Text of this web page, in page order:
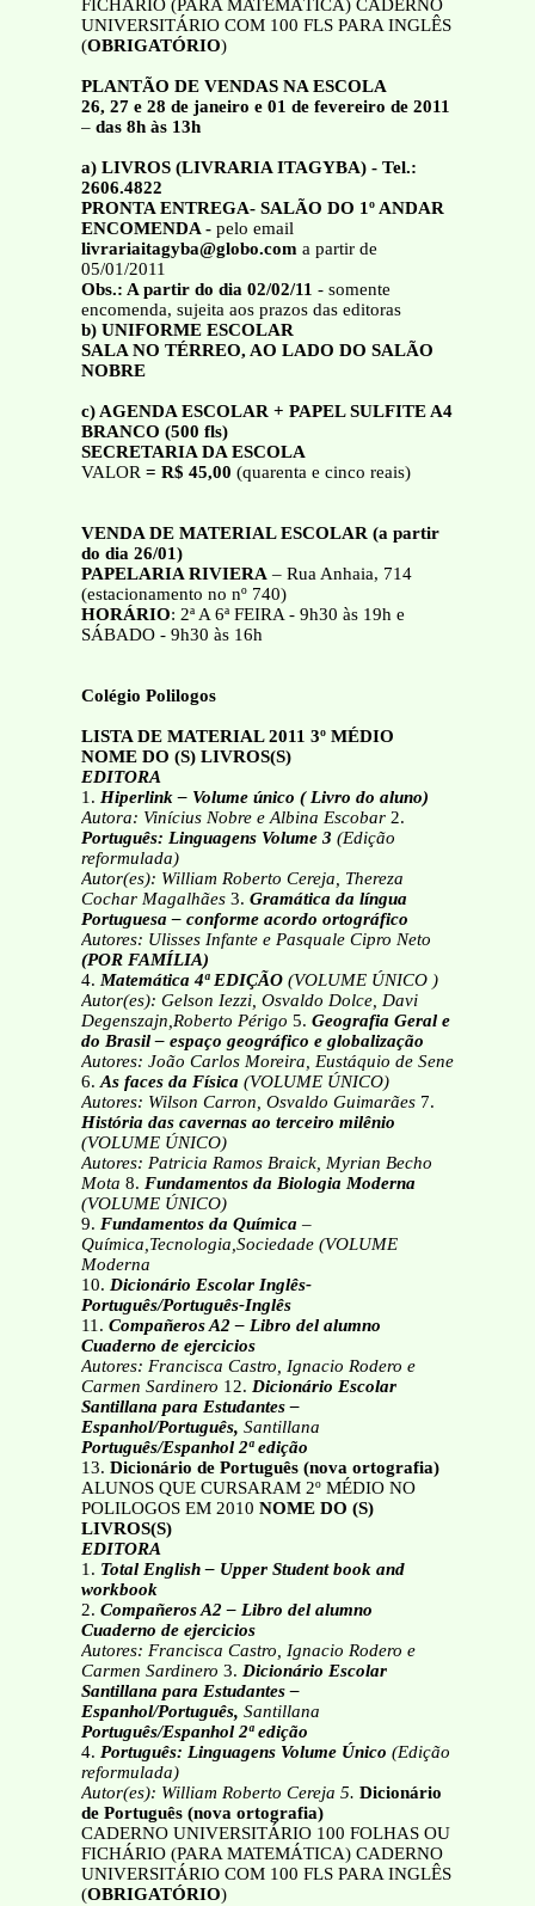
FICHÁRIO (PARA MATEMÁTICA) CADERNO
UNIVERSITÁRIO COM 100 FLS PARA INGLÊS
(OBRIGATÓRIO)
PLANTÃO DE VENDAS NA ESCOLA
26, 27 e 28 de janeiro e 01 de fevereiro de 2011
– das 8h às 13h
a) LIVROS (LIVRARIA ITAGYBA) - Tel.:
2606.4822
PRONTA ENTREGA- SALÃO DO 1º ANDAR
ENCOMENDA -pelo email
livrariaitagyba@globo.com a partir de
05/01/2011
Obs.: A partir do dia 02/02/11 - somente
encomenda, sujeita aos prazos das editoras
b) UNIFORME ESCOLAR
SALA NO TÉRREO, AO LADO DO SALÃO
NOBRE
c) AGENDA ESCOLAR + PAPEL SULFITE A4
BRANCO (500 fls)
SECRETARIA DA ESCOLA
VALOR= R$ 45,00 (quarenta e cinco reais)
VENDA DE MATERIAL ESCOLAR (a partir
do dia 26/01)
PAPELARIA RIVIERA– Rua Anhaia, 714
(estacionamento no nº 740)
HORÁRIO: 2ª A 6ª FEIRA - 9h30 às 19h e
SÁBADO - 9h30 às 16h
Colégio Polilogos
LISTA DE MATERIAL 2011 3º MÉDIO
NOME DO (S) LIVROS(S)
EDITORA
1. Hiperlink – Volume único ( Livro do aluno)
Autora: Vinícius Nobre e Albina Escobar 2.
Português: Linguagens Volume 3 (Edição
reformulada)
Autor(es): William Roberto Cereja, Thereza
Cochar Magalhães 3. Gramática da língua
Portuguesa – conforme acordo ortográfico
Autores: Ulisses Infante e Pasquale Cipro Neto
(POR FAMÍLIA)
4. Matemática 4ª EDIÇÃO (VOLUME ÚNICO )
Autor(es): Gelson Iezzi, Osvaldo Dolce, Davi
Degenszajn,Roberto Périgo 5. Geografia Geral e
do Brasil – espaço geográfico e globalização
Autores: João Carlos Moreira, Eustáquio de Sene
6.As faces da Física (VOLUME ÚNICO)
Autores: Wilson Carron, Osvaldo Guimarães 7.
História das cavernas ao terceiro milênio
(VOLUME ÚNICO)
Autores: Patricia Ramos Braick, Myrian Becho
Mota 8. Fundamentos da Biologia Moderna
(VOLUME ÚNICO)
9. Fundamentos da Química –
Química,Tecnologia,Sociedade (VOLUME
Moderna
10. Dicionário Escolar Inglês-
Português/Português-Inglês
11. Compañeros A2 – Libro del alumno
Cuaderno de ejercicios
Autores: Francisca Castro, Ignacio Rodero e
Carmen Sardinero 12. Dicionário Escolar
Santillana para Estudantes –
Espanhol/Português, Santillana
Português/Espanhol 2ª edição
13. Dicionário de Português (nova ortografia)
ALUNOS QUE CURSARAM 2º MÉDIO NO
POLILOGOS EM 2010 NOME DO (S)
LIVROS(S)
EDITORA
1. Total English – Upper Student book and
workbook
2. Compañeros A2 – Libro del alumno
Cuaderno de ejercicios
Autores: Francisca Castro, Ignacio Rodero e
Carmen Sardinero 3. Dicionário Escolar
Santillana para Estudantes –
Espanhol/Português, Santillana
Português/Espanhol 2ª edição
4. Português: Linguagens Volume Único (Edição
reformulada)
Autor(es): William Roberto Cereja 5. Dicionário
de Português (nova ortografia)
CADERNO UNIVERSITÁRIO 100 FOLHAS OU
FICHÁRIO (PARA MATEMÁTICA) CADERNO
UNIVERSITÁRIO COM 100 FLS PARA INGLÊS
(OBRIGATÓRIO)